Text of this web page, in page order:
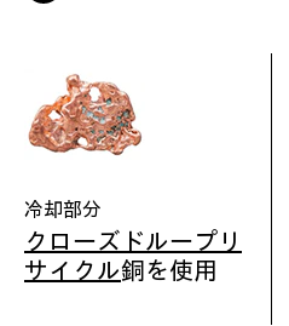
冷却部分
クローズドループリ
サイクル銅を使用